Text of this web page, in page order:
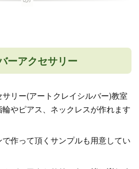
ーアクセサリー
リー(アートクレイシルバー)教室
やピアス、ネックレスが作れます
作って頂くサンプルも用意してい